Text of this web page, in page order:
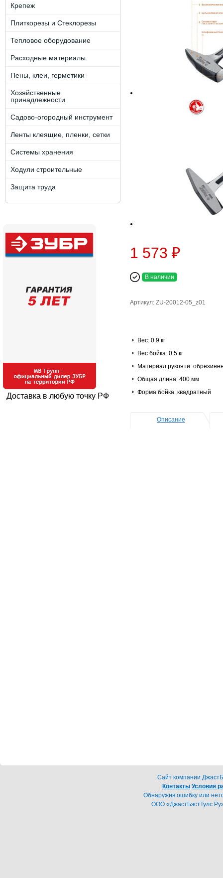
Крепеж
Плиткорезы и Стеклорезы
Тепловое оборудование
Расходные материалы
Пены, клеи, герметики
Хозяйственные
принадлежности
Садово-огородный инструмент
Ленты клеящие, пленки, сетки
Системы хранения
Ходули строительные
Защита труда
Доставка в любую точку РФ
1 573 ₽
В наличии
Артикул: ZU-20012-05_z01
Вес: 0.9 кг
Вес бойка: 0.5 кг
Материал рукояти:
Общая длина: 400 мм
Форма бойка: квадратный
Описание
Cайт компании
Контакты Условия
Обнаружив ошибку или
ООО